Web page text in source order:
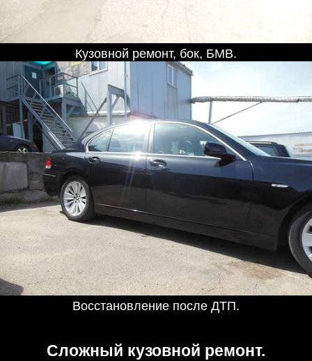
Кузовной ремонт, бок, БМВ.
Восстановление после ДТП.
Сложный кузовной ремонт.